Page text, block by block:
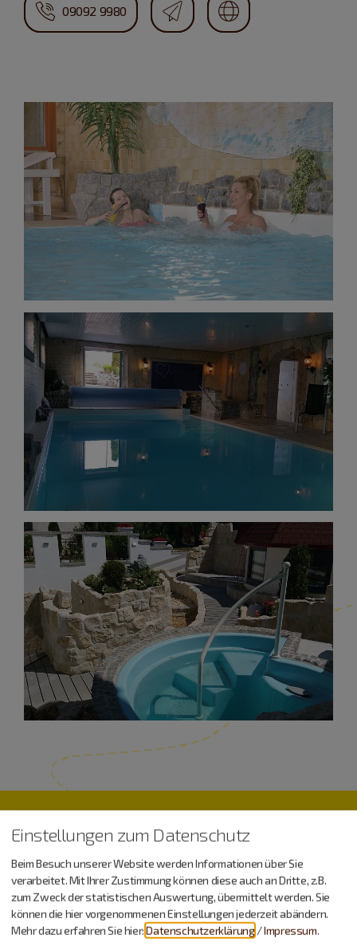
09092 9980
Urlaub machen, essen,
trinken…
Einstellungen zum Datenschutz
Beim Besuch unserer Website werden Informationen über Sie
verarbeitet. Mit Ihrer Zustimmung können diese auch an Dritte, z.B.
zum Zweck der statistischen Auswertung, übermittelt werden. Sie
können die hier vorgenommenen Einstellungen jederzeit abändern.
Mehr dazu erfahren Sie hier:Datenschutzerklärung /Impressum.